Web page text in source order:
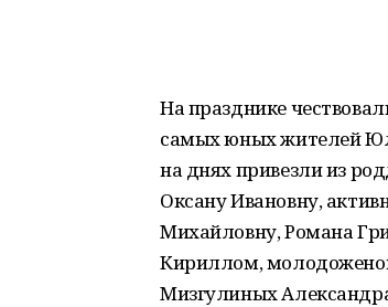
На празднике
самых юных жителей
на днях привезли из
Оксану Ивановну,
Михайловну, Романа
Кириллом,
Мизгулиных